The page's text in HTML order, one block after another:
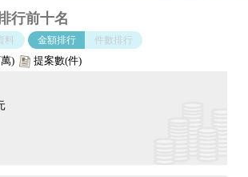
行前十名
料 金額排行 件數排行
) 提案數(件)